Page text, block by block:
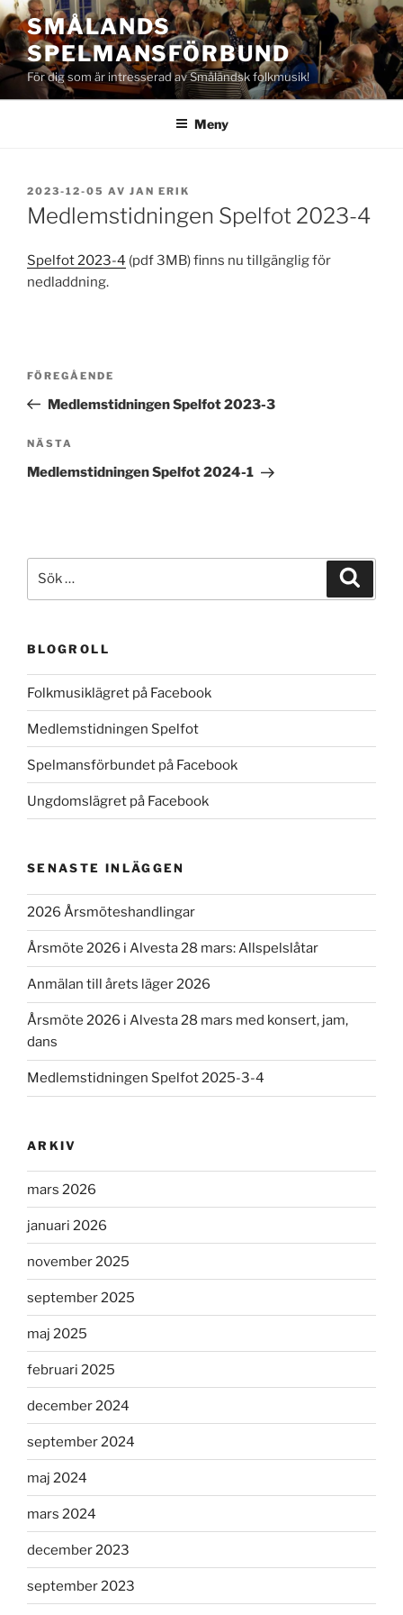
Hoppa
till
innehåll
SMÅLANDS
SPELMANSFÖRBUND
För dig som är intresserad av Småländsk folkmusik!
Meny
PUBLICERAT
2023-12-05 AV JAN ERIK
Medlemstidningen Spelfot 2023-4
Spelfot 2023-4 (pdf 3MB) finns nu tillgänglig för
nedladdning.
Inläggsnavigering
Föregående
inlägg
FÖREGÅENDE
Medlemstidningen Spelfot 2023-3
Nästa
inlägg
NÄSTA
Medlemstidningen Spelfot 2024-1
efter:
BLOGROLL
Folkmusiklägret på Facebook
Medlemstidningen Spelfot
Spelmansförbundet på Facebook
Ungdomslägret på Facebook
SENASTE INLÄGGEN
2026 Årsmöteshandlingar
Årsmöte 2026 i Alvesta 28 mars: Allspelslåtar
Anmälan till årets läger 2026
Årsmöte 2026 i Alvesta 28 mars med konsert, jam,
dans
Medlemstidningen Spelfot 2025-3-4
ARKIV
mars 2026
januari 2026
november 2025
september 2025
maj 2025
februari 2025
december 2024
september 2024
maj 2024
mars 2024
december 2023
september 2023